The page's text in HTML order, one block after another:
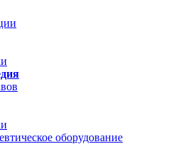
оборудование